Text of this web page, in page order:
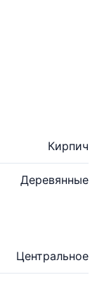
Кирпич
Деревянные
Центральное